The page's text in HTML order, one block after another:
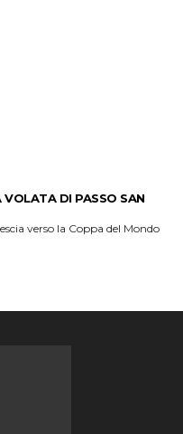
VOLATA DI PASSO SAN
verso la Coppa del Mondo